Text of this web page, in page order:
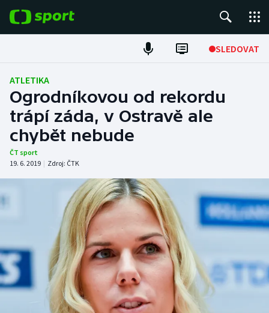
SLEDOVAT
Fotbal
Hokej
Tenis
Atletika
DALŠÍ SPORTY
Americký fotbal
Baseball a softbal
Basketbal
NEPŘEHLÉDNĚTE
Soutěže
Historické návraty
ATLETIKA
Ogrodníkovou od rekordu
trápí záda, v Ostravě ale
chybět nebude
ČT sport
19. 6. 2019 | Zdroj: ČTK